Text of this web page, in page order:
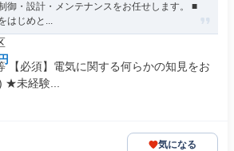
御・設計・メンテナンスをお任せします。 ■
はじめと...
【必須】電気に関する何らかの知見をお
★未経験...
気になる